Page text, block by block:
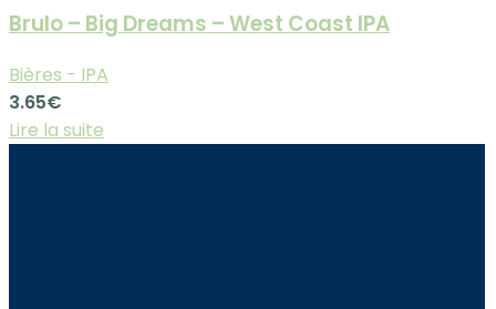
Brulo – Big Dreams – West Coast IPA
Bières - IPA
3.65€
Lire la suite